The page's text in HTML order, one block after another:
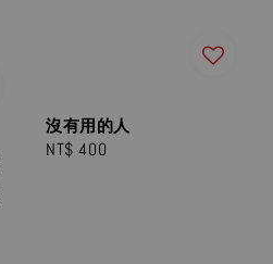
沒有用的人
Regular
NT$ 400